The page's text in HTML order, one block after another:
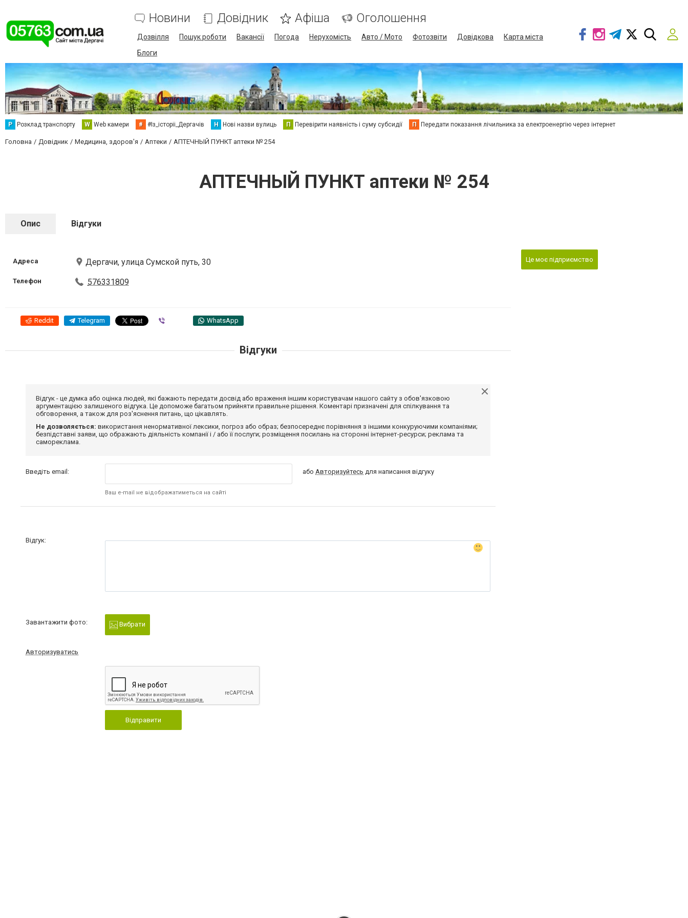
Новини Довідник Афіша Оголошення
Дозвілля Пошук роботи Вакансії Погода Нерухомість Авто / Мото Фотозвіти Довідкова
Карта міста
Блоги
Р Розклад транспорту W Web камери # #Із_історіі_Дергачів Н Нові назви вулиць П Перевірити наявність і суму субсидії П Передати показання лічильника за електроенергію через інтернет
Головна Довідник Медицина, здоров'я Аптеки АПТЕЧНЫЙ ПУНКТ аптеки № 254
АПТЕЧНЫЙ ПУНКТ аптеки № 254
Опис Відгуки
Адреса Дергачи, улица Сумской путь, 30
Телефон 576331809
Reddit Telegram WhatsApp
Це моє підприємство
Відгуки
Відгук - це думка або оцінка людей, які бажають передати досвід або враження іншим користувачам нашого сайту з обов'язковою
аргументацією залишеного відгука. Це допоможе багатьом прийняти правильне рішення. Коментарі призначені для спілкування та
обговорення, а також для роз'яснення питань, що цікавлять.
Не дозволяється: використання ненормативної лексики, погроз або образ; безпосереднє порівняння з іншими конкуруючими компаніями;
безпідставні заяви, що ображають діяльність компанії і / або її послуги; розміщення посилань на сторонні інтернет-ресурси; реклама та
самореклама.
Введіть email:
Ваш e-mail не відображатиметься на сайті
абоАвторизуйтесь для написання відгуку
Відгук:
Завантажити фото: Вибрати
Авторизуватись
Відправити